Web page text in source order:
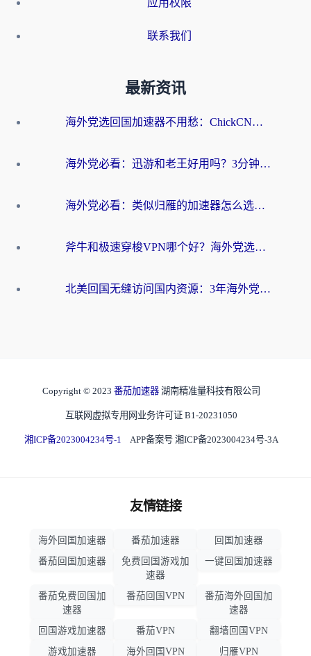
应用权限
联系我们
最新资讯
海外党选回国加速器不用愁：ChickCN和洞见哪个好？一篇搞定所有疑问
海外党必看：迅游和老王好用吗？3分钟选对加速国内网络的加速器
海外党必看：类似归雁的加速器怎么选？一篇搞定无缝访问国内资源
斧牛和极速穿梭VPN哪个好？海外党选回国加速器必看的真实对比与避坑指南
北美回国无缝访问国内资源：3年海外党亲测的加速器选择指南
Copyright © 2023 番茄加速器 湖南精准量科技有限公司
互联网虚拟专用网业务许可证 B1-20231050
湘ICP备2023004234号-1 APP备案号 湘ICP备2023004234号-3A
友情链接
海外回国加速器 番茄加速器
回国加速器
番茄回国加速器
免费回国游戏加
速器
一键回国加速器
番茄免费回国加
速器
番茄回国VPN
番茄海外回国加
速器
回国游戏加速器
番茄VPN
翻墙回国VPN
游戏加速器
海外回国VPN 归雁VPN